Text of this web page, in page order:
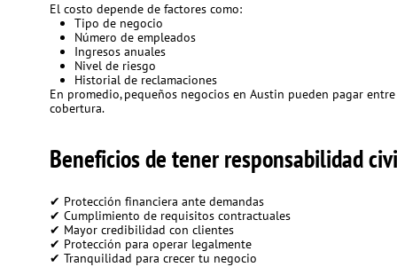
El costo depende de factores como:
Tipo de negocio
Número de empleados
Ingresos anuales
Nivel de riesgo
Historial de reclamaciones
En promedio, pequeños negocios en Austin pueden pagar
cobertura.
Beneficios de tener responsabilidad
✔ Protección financiera ante demandas
✔ Cumplimiento de requisitos contractuales
✔ Mayor credibilidad con clientes
✔ Protección para operar legalmente
✔ Tranquilidad para crecer tu negocio